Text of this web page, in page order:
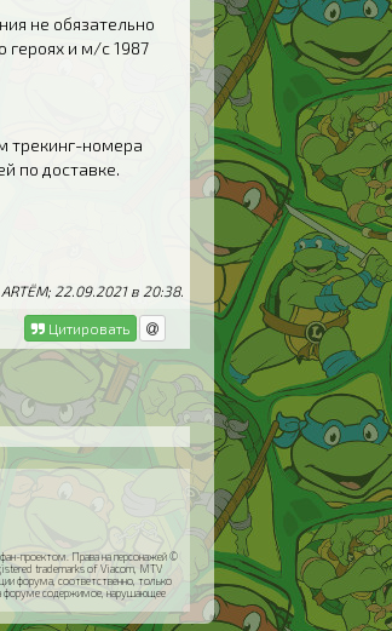
не обязательно
и м/с 1987
трекинг-номера
по доставке.
22.09.2021 в 20:38.
Цитировать
проектом. Права на персонажей ©
trademarks of Viacom, MTV
форума, соответственно, только
форуме содержимое, нарушающее